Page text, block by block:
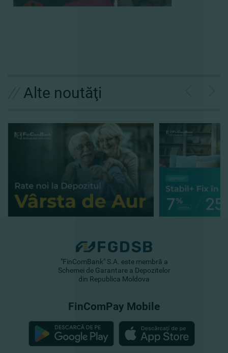
Alte noutăţi
"FinComBank" S.A. este membră a
Schemei de Garantare a Depozitelor
din Republica Moldova
FinComPay Mobile